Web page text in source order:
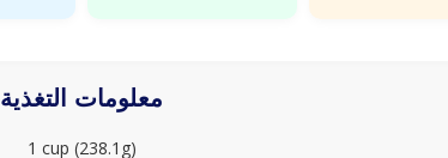
معلومات التغذية
1 cup (238.1g)